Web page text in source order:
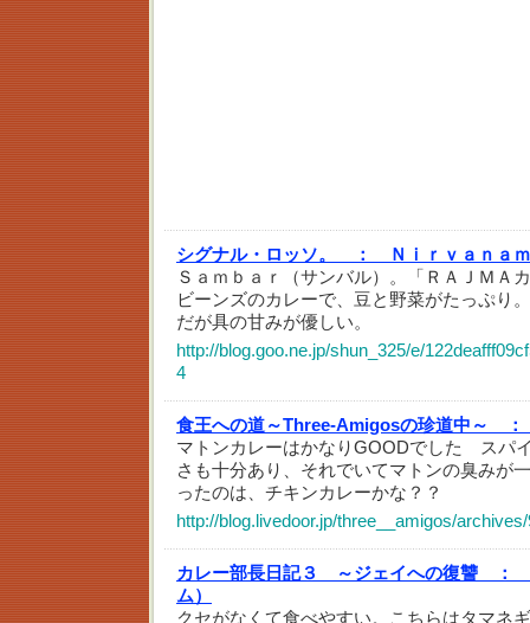
シグナル・ロッソ。 ：
Ｎｉｒｖａｎａ
Ｓａｍｂａｒ（サンバル）。「ＲＡＪＭＡ
ビーンズのカレーで、豆と野菜がたっぷり
だが具の甘みが優しい。
http://blog.goo.ne.jp/shun_325/e/
4
食王への道～Three-Amigosの珍道中～ ：
マトンカレーはかなりGOODでした スパ
さも十分あり、それでいてマトンの臭みが
ったのは、チキンカレーかな？？
http://blog.livedoor.jp/three__amigos/
カレー部長日記３ ～ジェイへの復讐 ：
ム）
クセがなくて食べやすい。こちらはタマネ